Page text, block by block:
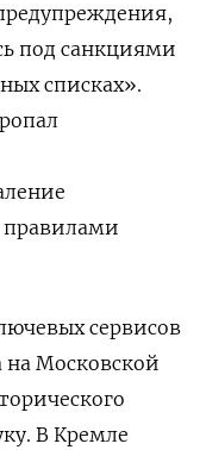
под санкциями
списках».
правилами
сервисов
Московской
В Кремле